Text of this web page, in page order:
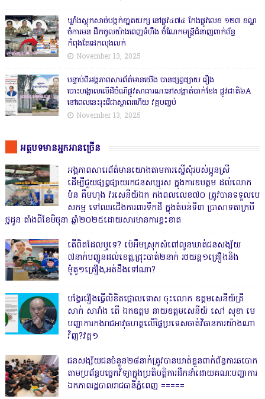
ឃ្លាំងស្តុកសាច់បង្កក់ខា្នតយក្ស នៅផ្លូវ៤៧៤ កែងផ្លូវលេខ ១២៣ ខណ្ឌ
ចំការមន ដឹកចូលយ៉ាងពេញទំហឹង ចំណែកមន្ត្រីជំនាញពាក់ព័ន្ធ
កំពុងតែដេកលុងលក់
November 13, 2025
បន្ទាប់ពីអង្គភាពសារព័ត៌មានយើង បានផ្សព្វផ្សាយ រឿង
បោះបង្គោលលើដីចំណីផ្លូវសាធារណៈនៅសង្គាត់បាក់ខែង ផ្លូវជាតិ៦A
នៅពេលនេះរុះរើជាស្ថាពរហើយ វគ្គបញ្ចប់
November 13, 2025
អត្ថបទមានអ្នកអានច្រើន
អង្គភាពសារេព័ត៌មានយោងតាមការស្នើសុំរបស់ប្អូនស្រី
ដើម្បីជួយផ្សព្វផ្សាយរកជនសប្បុរស ក្នុងការឧបត្ថម ដល់លោក
ម៉ន គឹមហុង វរសេនីយ៍ឯក កងពលលេខ៧០ ត្រូវបានទទួលបេ
សកម្ម ទៅឈរជើងការពារទឹកដី ក្នុងតំបន់ទី៣ ប្រាសាទតាក្របី
ថ្មដូន តាំងពីខែមិថុនា ឆ្នាំ២០២៥ដោយសារមានការខ្វះខាត
តើពិតដែលឬទេ? ប៉េអឹមស្រុកសំពៅលូនឃាត់ជនសង្ស័យ
៧នាក់បញ្ជូនដល់ខេត្ត,ជ្រុះបាត់២នាក់ រថយន្ត១គ្រឿងនិង
ម៉ូតូ១គ្រឿង,អត់ដឹងទៅណា?
បង្វែររឿងធ្វើលិខិតថ្កោលទោស ចុះលោក ឧត្តមសេនីយ៍ត្រី
សាក់ សារាំង តើ ឯកឧត្តម នាយឧត្តមសេនីយ៍ សៅ សុខា មេ
បញ្ជាការកងរាជអាវុធហត្ថលើផ្ទៃប្រទេសចាត់វិធានការយ៉ាងណា
វិញ?វគ្គ១
ជនសង្ស័យជនចំនួន២៨នាក់ត្រូវបានឃាត់ខ្លួនពាក់ព័ន្ធការឆបោក
តាមប្រព័ន្ធបច្ចេកវិទ្យាក្នុងប្រតិបត្តិការដឹកនាំដោយគណៈបញ្ជាការ
ឯកភាពរដ្ឋបាលរាជធានីភ្នំពេញ ‎=====